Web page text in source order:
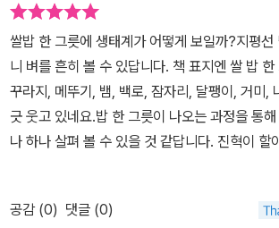
간 자리에 아빠와 진혁이는 손으로 모를 심었어
논 친구들이 많이 찾아왔어요.어른 벼들은 새로
좋아했지요.물맴이,풍년새우애벌레,송사리,실
물벼룩,소금쟁이.개구리,미꾸라지,물장군..등논
어요. 잠자리 애벌레들은 잠자리가 되었고, 올챙
지요.그런데 갑자기 모두들 몸을 숨겼어요. 오리
구리를 잡아먹었어요.개구리를 잡아먹은 물뱀
아먹고 날아가 버렸어요.뱀속의 개구리도 함께
이 있네요 ♡~ 스콜라 출판사입니다 ~ ♡ ​ 진
보내주신 쌀 현미와 백미를 보면서..보성에서 부
쌀이 생각이 나서 공감이 더 가네요.진혁 할아버
보니 ...시골 부모님께 쌀과 김치 잘 받았다는 감
되겠네요~!백미와 쌀눈이 살아있는 현미를 섞
겠죠~!이른봄부터 늦은 가을까지 자연과 생태
게 하고 농부들의 땀과 정성으로 우리 밥상까지
는 과정을 잘 설명해 주고 있네요요즘은 제초제
쌀밥 한 그릇에 생태계가 어떻게 보일까?지평선
니 벼를 흔히 볼 수 있답니다. 책 표지엔 쌀 밥
꾸라지, 메뚜기, 뱀, 백로, 잠자리, 달팽이, 거미,
긋 웃고 있네요.밥 한 그릇이 나오는 과정을 통
나 하나 살펴 볼 수 있을 것 같답니다. 진혁이 할
먹을 수 있도록 도와준 하늘과 , 땅, 바람할아버
인사를 합니다. 늘 아이들과 식사 시간이 되면 밥
공감 (0) 댓글 (0)